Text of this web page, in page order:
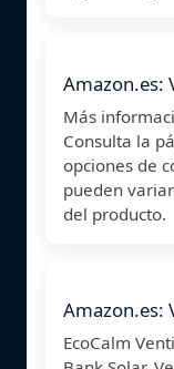
Amazon.es:
Más
Consulta la
opciones de
pueden
del producto.
Amazon.es:
EcoCalm